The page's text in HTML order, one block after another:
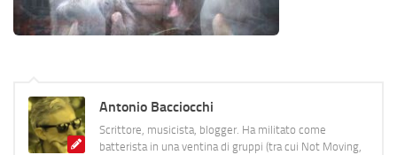
Antonio Bacciocchi
Scrittore, musicista, blogger. Ha militato come
batterista in una ventina di gruppi (tra cui Not Moving,